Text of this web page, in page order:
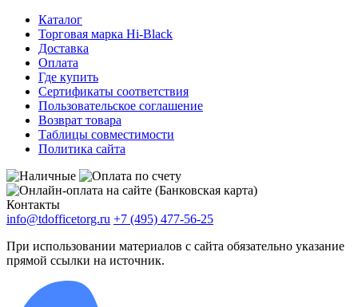
Каталог
Торговая марка Hi-Black
Доставка
Оплата
Где купить
Сертификаты соответствия
Пользовательское соглашение
Возврат товара
Таблицы совместимости
Политика сайта
Контакты
info@tdofficetorg.ru +7 (495) 477-56-25
При использовании материалов с сайта обязательно указание
прямой ссылки на источник.